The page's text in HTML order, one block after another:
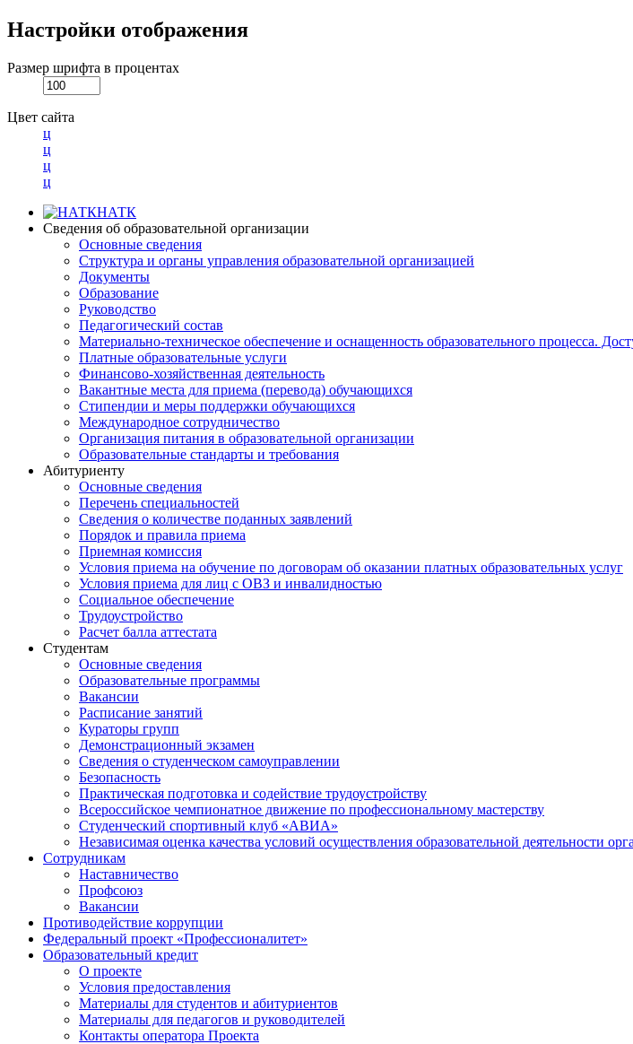
Настройки отображения
Размер шрифта в процентах
Цвет сайта
ц
ц
ц
ц
НАТК
Сведения об образовательной организации
Основные сведения
Структура и органы управления образовательной организацией
Документы
Образование
Руководство
Педагогический состав
Материально-техническое обеспечение и оснащенность образовательного процесса.
Платные образовательные услуги
Финансово-хозяйственная деятельность
Вакантные места для приема (перевода) обучающихся
Стипендии и меры поддержки обучающихся
Международное сотрудничество
Организация питания в образовательной организации
Образовательные стандарты и требования
Абитуриенту
Основные сведения
Перечень специальностей
Cведения о количестве поданных заявлений
Порядок и правила приема
Приемная комиссия
Условия приема на обучение по договорам об оказании платных образовательных услуг
Условия приема для лиц с ОВЗ и инвалидностью
Социальное обеспечение
Трудоустройство
Расчет балла аттестата
Студентам
Основные сведения
Образовательные программы
Вакансии
Расписание занятий
Кураторы групп
Демонстрационный экзамен
Сведения о студенческом самоуправлении
Безопасность
Практическая подготовка и содействие трудоустройству
Всероссийское чемпионатное движение по профессиональному мастерству
Студенческий спортивный клуб «АВИА»
Независимая оценка качества условий осуществления образовательной деятельности
Сотрудникам
Наставничество
Профсоюз
Вакансии
Противодействие коррупции
Федеральный проект «Профессионалитет»
Образовательный кредит
О проекте
Условия предоставления
Материалы для студентов и абитуриентов
Материалы для педагогов и руководителей
Контакты оператора Проекта